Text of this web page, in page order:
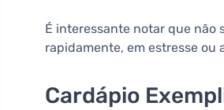
É interessante notar que não
rapidamente, em estresse
Cardápio